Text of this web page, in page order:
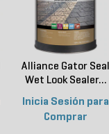
Alliance Gator Seal
Wet Look Sealer...
Inicia Sesión para
Comprar